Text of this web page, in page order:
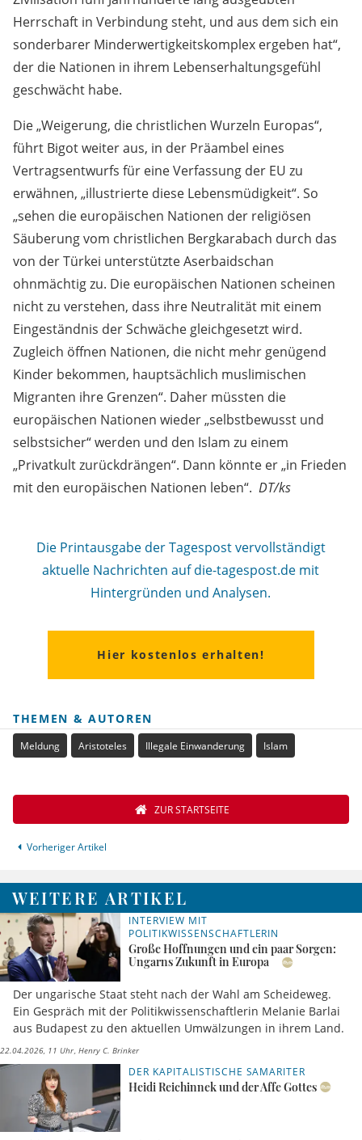
Herrschaft in Verbindung steht, und aus dem sich ein
sonderbarer Minderwertigkeitskomplex ergeben hat“,
der die Nationen in ihrem Lebenserhaltungsgefühl
geschwächt habe.
Die „Weigerung, die christlichen Wurzeln Europas“,
führt Bigot weiter aus, in der Präambel eines
Vertragsentwurfs für eine Verfassung der EU zu
erwähnen, „illustrierte diese Lebensmüdigkeit“. So
„sehen die europäischen Nationen der religiösen
Säuberung vom christlichen Bergkarabach durch das
von der Türkei unterstützte Aserbaidschan
ohnmächtig zu. Die europäischen Nationen scheinen
nicht zu verstehen, dass ihre Neutralität mit einem
Eingeständnis der Schwäche gleichgesetzt wird.
Zugleich öffnen Nationen, die nicht mehr genügend
Kinder bekommen, hauptsächlich muslimischen
Migranten ihre Grenzen“. Daher müssten die
europäischen Nationen wieder „selbstbewusst und
selbstsicher“ werden und den Islam zu einem
„Privatkult zurückdrängen“. Dann könnte er „in Frieden
mit den europäischen Nationen leben“. DT/ks
Die Printausgabe der Tagespost vervollständigt
aktuelle Nachrichten auf die-tagespost.de mit
Hintergründen und Analysen.
Hier kostenlos erhalten!
THEMEN & AUTOREN
Meldung Aristoteles Illegale Einwanderung Islam
Vorheriger Artikel
ZUR STARTSEITE
WEITERE ARTIKEL
INTERVIEW MIT
POLITIKWISSENSCHAFTLERIN
Große Hoffnungen und ein paar Sorgen:
Ungarns Zukunft in Europa
Der ungarische Staat steht nach der Wahl am Scheideweg.
Ein Gespräch mit der Politikwissenschaftlerin Melanie Barlai
aus Budapest zu den aktuellen Umwälzungen in ihrem Land.
22.04.2026, 11 Uhr Henry C. Brinker
DER KAPITALISTISCHE SAMARITER
Heidi Reichinnek und der Affe Gottes